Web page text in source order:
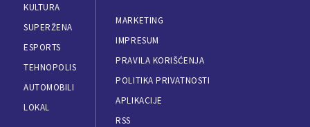
KULTURA
SUPERŽENA
ESPORTS
TEHNOPOLIS
AUTOMOBILI
LOKAL
MARKETING
IMPRESUM
PRAVILA KORIŠĆENJA
POLITIKA PRIVATNOSTI
APLIKACIJE
RSS